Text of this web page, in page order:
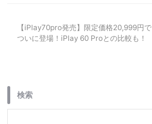
【iPlay70pro発売】限定価格20,999円で
ついに登場！iPlay 60 Proとの比較も！
検索